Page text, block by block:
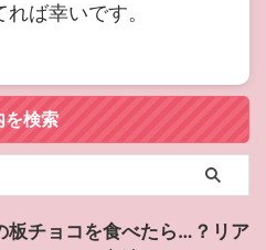
ば幸いです。
を検索
板チョコを食べたら…？リア